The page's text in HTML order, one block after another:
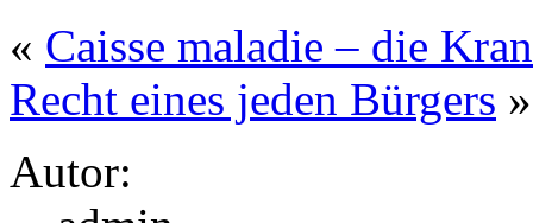
« Caisse maladie – die
Recht eines jeden Bürgers »
Autor: